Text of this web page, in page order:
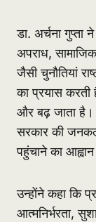
डा. अर्चना गुप्ता
अपराध,
जैसी चुनौतियां
का प्रयास करती
और बढ़ जाता है।
सरकार की
पहुंचाने का आह्वान
उन्होंने कहा कि
आत्मनिर्भरता,